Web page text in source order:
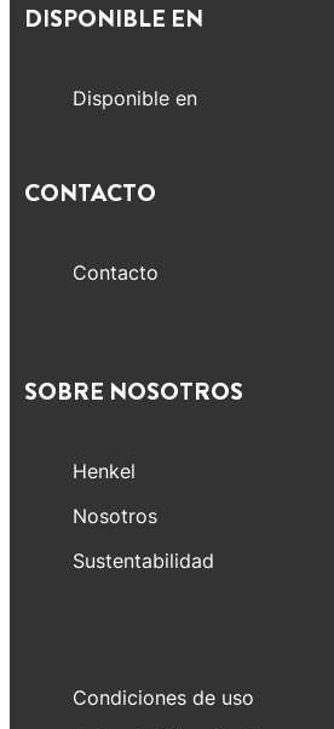
DISPONIBLE EN
Disponible en
CONTACTO
Contacto
SOBRE NOSOTROS
Henkel
Nosotros
Sustentabilidad
Condiciones de uso